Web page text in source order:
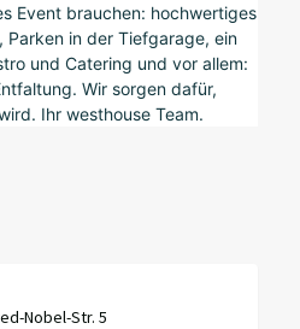
Event brauchen: hochwertiges
Parken in der Tiefgarage, ein
und Catering und vor allem:
Wir sorgen dafür,
Ihr westhouse Team.
Nobel-Str. 5